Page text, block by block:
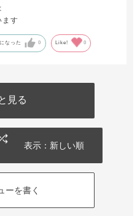
ます
なった 0 Like! 0
見る
表示：新しい順
ーを書く